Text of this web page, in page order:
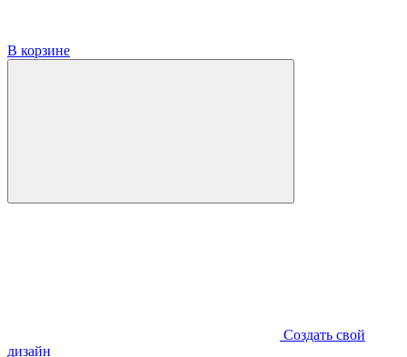
В корзине
Создать свой
дизайн